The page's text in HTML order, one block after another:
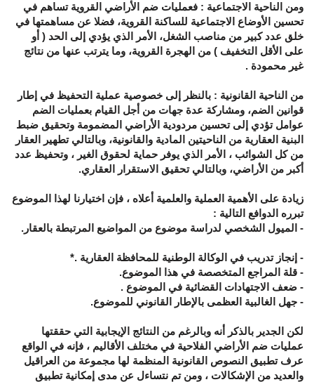
ومن الناحية الاجتماعية : فعمليات ضم الأراضي القروية تساهم في
تحسين الأوضاع الاجتماعية للساكنة القروية، فضلا عن مساهمتها في
خلق عدد كبير من مناصب الشغل، الأمر الذي يؤدي إلى الحد ( أو
على الأقل التخفيف ) من الهجرة القروية، وما يترتب عنها من نتائج
غير محمودة .
من الناحية القانونية : بالنظر إلى خصوصية عملية التحفيظ في إطار
قوانين الضم، ومشاركة عدة جهات من أجل القيام بعمليات الضم
عوامل تؤدي إلى تحسين مردودية الأراضي المضمومة وتحقيق ضبط
البنية العقارية من الناحيتين المادية والقانونية، وبالتالي تطهير العقار
من كل الشوائب ، الأمر الذي يوفر حماية لحقوق الغير ، وتحفيظ عدد
أكبر من الأراضي، وبالتالي تحقيق الاستقرار العقاري.
زيادة على الأهمية العملية والعلمية أعلاه ، فإن اختيارنا لهذا الموضوع
تبرره الدوافع التالية :
- الميول الشخصي لدراسة موضوع من المواضيع المرتبطة بالعقار.
- إنجاز تدريب في الوكالة الوطنية للمحافظة العقارية .*
- قلة المراجع المتخصصة في هذا الموضوع.
- ضعف الاجتهادات القضائية في الموضوع .
- جهل الغالبية العظمى بالإطار القانوني للموضوع.
لكن الجدير بالذكر أنه وبالرغم من النتائج الإيجابية التي حققتها
عمليات ضم الأراضي الفلاحية في مختلف الأقاليم ، فإنه في الواقع
عرف تطبيق النصوص القانونية المنظمة لها مجموعة من العراقيل
والعديد من الإشكالات ، ومن تم نتساءل عن مدى إمكانية تطبيق